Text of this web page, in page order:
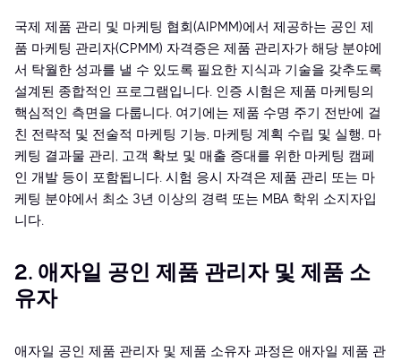
국제 제품 관리 및 마케팅 협회(AIPMM)에서 제공하는 공인 제
품 마케팅 관리자(CPMM) 자격증은 제품 관리자가 해당 분야에
서 탁월한 성과를 낼 수 있도록 필요한 지식과 기술을 갖추도록
설계된 종합적인 프로그램입니다. 인증 시험은 제품 마케팅의
핵심적인 측면을 다룹니다. 여기에는 제품 수명 주기 전반에 걸
친 전략적 및 전술적 마케팅 기능, 마케팅 계획 수립 및 실행, 마
케팅 결과물 관리, 고객 확보 및 매출 증대를 위한 마케팅 캠페
인 개발 등이 포함됩니다. 시험 응시 자격은 제품 관리 또는 마
케팅 분야에서 최소 3년 이상의 경력 또는 MBA 학위 소지자입
니다.
2. 애자일 공인 제품 관리자 및 제품 소
유자
애자일 공인 제품 관리자 및 제품 소유자 과정은 애자일 제품 관